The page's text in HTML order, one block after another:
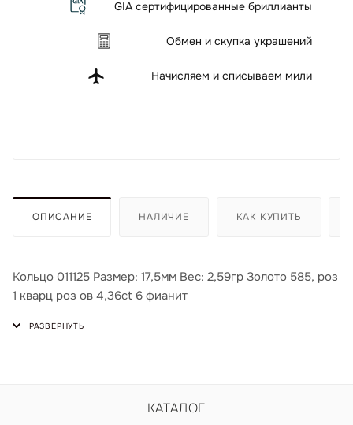
GIA сертифицированные бриллианты
Обмен и скупка украшений
Начисляем и списываем мили
ОПИСАНИЕ НАЛИЧИЕ КАК КУПИТЬ
Кольцо 011125 Размер: 17,5мм Вес: 2,59гр Золото 585, роз
1 кварц роз ов 4,36ct 6 фианит
КАТАЛОГ